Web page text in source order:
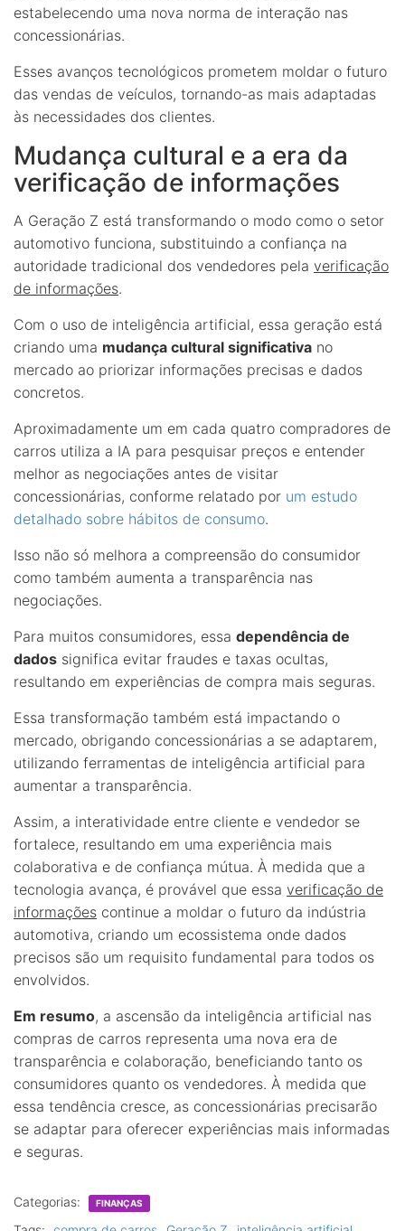
estabelecendo uma nova norma de interação nas
concessionárias.
Esses avanços tecnológicos prometem moldar o futuro
das vendas de veículos, tornando-as mais adaptadas
às necessidades dos clientes.
Mudança cultural e a era da
verificação de informações
A Geração Z está transformando o modo como o setor
automotivo funciona, substituindo a confiança na
autoridade tradicional dos vendedores pela verificação
de informações.
Com o uso de inteligência artificial, essa geração está
criando uma mudança cultural significativa no
mercado ao priorizar informações precisas e dados
concretos.
Aproximadamente um em cada quatro compradores de
carros utiliza a IA para pesquisar preços e entender
melhor as negociações antes de visitar
concessionárias, conforme relatado por um estudo
detalhado sobre hábitos de consumo.
Isso não só melhora a compreensão do consumidor
como também aumenta a transparência nas
negociações.
Para muitos consumidores, essa dependência de
dados significa evitar fraudes e taxas ocultas,
resultando em experiências de compra mais seguras.
Essa transformação também está impactando o
mercado, obrigando concessionárias a se adaptarem,
utilizando ferramentas de inteligência artificial para
aumentar a transparência.
Assim, a interatividade entre cliente e vendedor se
fortalece, resultando em uma experiência mais
colaborativa e de confiança mútua. À medida que a
tecnologia avança, é provável que essa verificação de
informações continue a moldar o futuro da indústria
automotiva, criando um ecossistema onde dados
precisos são um requisito fundamental para todos os
envolvidos.
Em resumo, a ascensão da inteligência artificial nas
compras de carros representa uma nova era de
transparência e colaboração, beneficiando tanto os
consumidores quanto os vendedores. À medida que
essa tendência cresce, as concessionárias precisarão
se adaptar para oferecer experiências mais informadas
e seguras.
Categorias: FINANÇAS